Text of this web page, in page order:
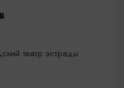
театр эстрады